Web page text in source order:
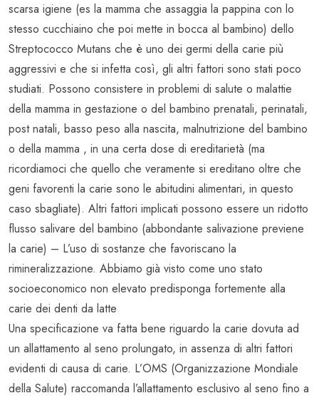
scarsa igiene (es la mamma che assaggia la pappina con lo
stesso cucchiaino che poi mette in bocca al bambino) dello
Streptococco Mutans che è uno dei germi della carie più
aggressivi e che si infetta così, gli altri fattori sono stati poco
studiati. Possono consistere in problemi di salute o malattie
della mamma in gestazione o del bambino prenatali, perinatali,
post natali, basso peso alla nascita, malnutrizione del bambino
o della mamma , in una certa dose di ereditarietà (ma
ricordiamoci che quello che veramente si ereditano oltre che
geni favorenti la carie sono le abitudini alimentari, in questo
caso sbagliate). Altri fattori implicati possono essere un ridotto
flusso salivare del bambino (abbondante salivazione previene
la carie) – L’uso di sostanze che favoriscano la
rimineralizzazione. Abbiamo già visto come uno stato
socioeconomico non elevato predisponga fortemente alla
carie dei denti da latte
Una specificazione va fatta bene riguardo la carie dovuta ad
un allattamento al seno prolungato, in assenza di altri fattori
evidenti di causa di carie. L’OMS (Organizzazione Mondiale
della Salute) raccomanda l’allattamento esclusivo al seno fino a